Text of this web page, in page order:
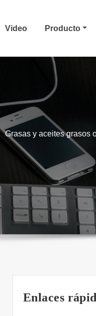
Video Producto
Grasas y aceites grasos
Enlaces